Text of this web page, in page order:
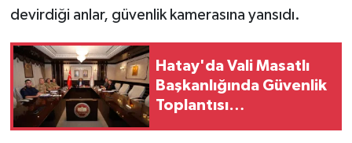
devirdiği anlar, güvenlik kamerasına yansıdı.
Hatay'da Vali Masatlı
Başkanlığında Güvenlik
Toplantısı